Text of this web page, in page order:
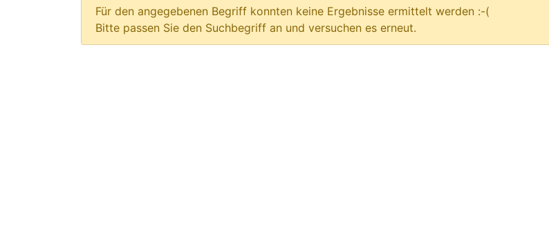
Für den angegebenen Begriff konnten keine Ergebnisse ermittelt werden :-(
Bitte passen Sie den Suchbegriff an und versuchen es erneut.